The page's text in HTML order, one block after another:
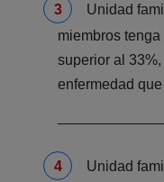
Unidad
miembros
superior al
enfermedad
Unidad